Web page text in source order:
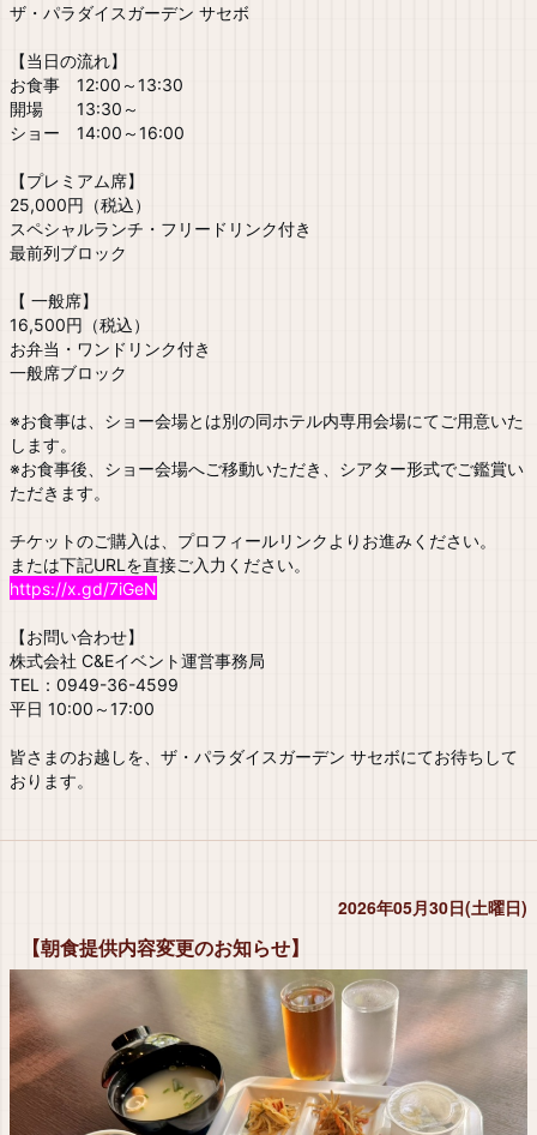
ザ・パラダイスガーデン サセボ
【当日の流れ】
お食事 12:00～13:30
開場 13:30～
ショー 14:00～16:00
【プレミアム席】
25,000円（税込）
スペシャルランチ・フリードリンク付き
最前列ブロック
【 一般席】
16,500円（税込）
お弁当・ワンドリンク付き
一般席ブロック
※お食事は、ショー会場とは別の同ホテル内専用会場にてご用意いた
します。
※お食事後、ショー会場へご移動いただき、シアター形式でご鑑賞い
ただきます。
チケットのご購入は、プロフィールリンクよりお進みください。
または下記URLを直接ご入力ください。
https://x.gd/7iGeN
【お問い合わせ】
株式会社 C&Eイベント運営事務局
TEL：0949-36-4599
平日 10:00～17:00
皆さまのお越しを、ザ・パラダイスガーデン サセボにてお待ちして
おります。
2026年05月30日(土曜日)
【朝食提供内容変更のお知らせ】